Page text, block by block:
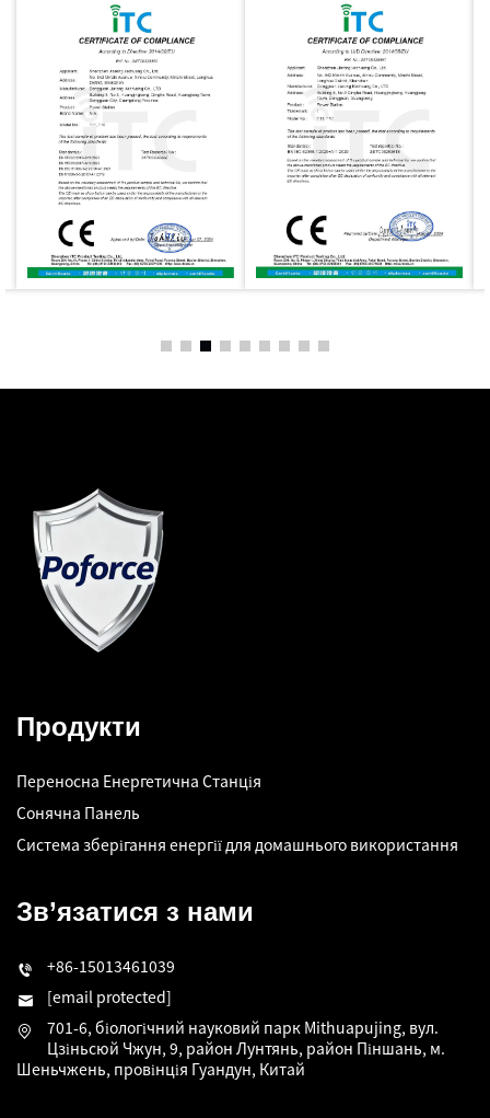
Продукти
Переносна Енергетична Станція
Сонячна Панель
Система зберігання енергії для домашнього використання
Зв’язатися з нами
+86-15013461039
[email protected]
701-6, біологічний науковий парк Mithuapujing, вул.
Цзіньсюй Чжун, 9, район Лунтянь, район Піншань, м.
Шеньчжень, провінція Гуандун, Китай